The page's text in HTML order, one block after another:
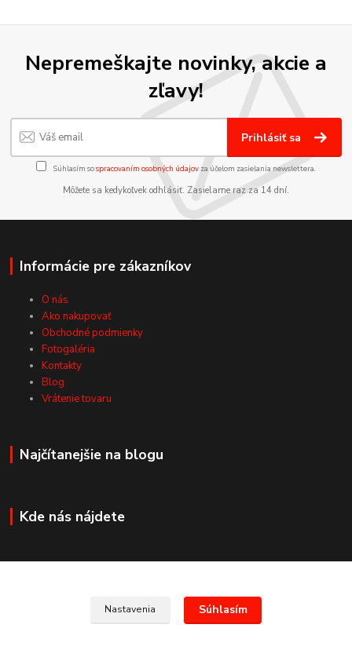
Nepremeškajte novinky, akcie a
zľavy!
Prihlásiť sa
Súhlasím sospracovaním osobných údajov za účelom zasielania newslettera.
Môžete sa kedykoľvek odhlásiť. Zasielame raz za 14 dní.
Informácie pre zákazníkov
O nás
Ako nakupovať
Obchodné podmienky
Fotogaléria
Kontakty
Blog
Vrátenie tovaru
Najčítanejšie na blogu
Kde nás nájdete
Nastavenia Súhlasím